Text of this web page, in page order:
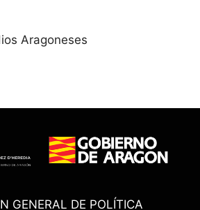
Aragoneses
GENERAL DE POLÍTICA